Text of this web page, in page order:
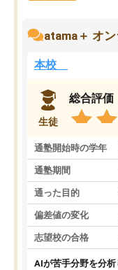
atama＋ オ
本校
生徒
総合評価
通塾開始時の学年
通塾期間
通った目的
偏差値の変化
志望校の合格
AIが苦手分野を分